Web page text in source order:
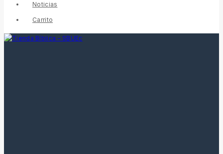
Noticias
Carrito